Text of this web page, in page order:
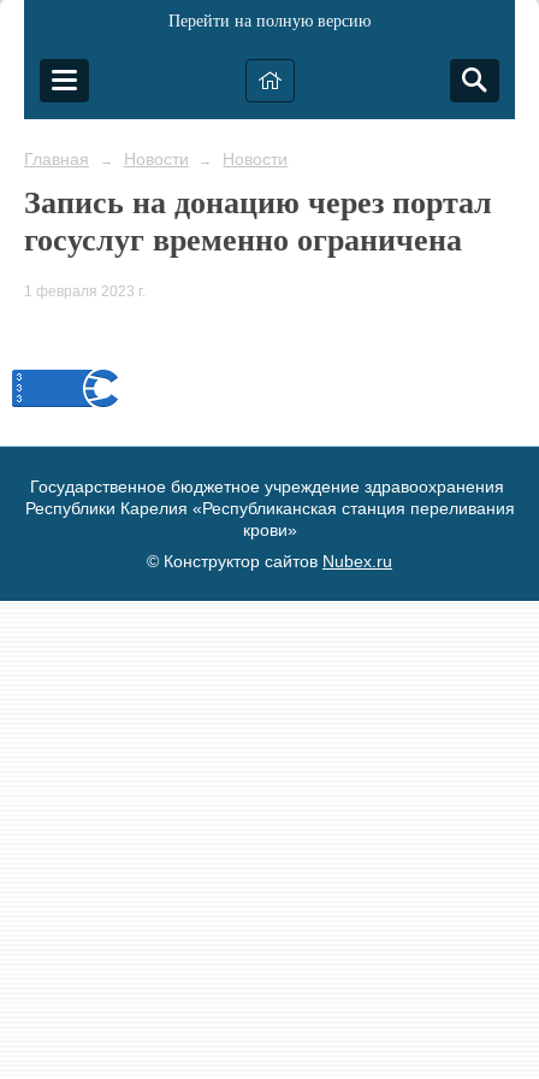
Перейти на полную версию
Главная → Новости → Новости
Запись на донацию через портал
госуслуг временно ограничена
1 февраля 2023 г.
Государственное бюджетное учреждение здравоохранения
Республики Карелия «Республиканская станция переливания
крови»
© Конструктор сайтов Nubex.ru